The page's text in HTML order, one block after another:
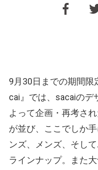
9月30日までの期間限
cai』では、sacaiのデ
よって企画・再考さ
が並び、ここでしか
ンズ、メンズ、そし
ラインナップ。また